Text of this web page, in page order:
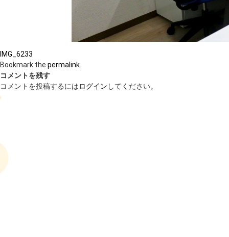
IMG_6233
Bookmark the permalink
コメントを残す
コメントを投稿するにはログイン してください。